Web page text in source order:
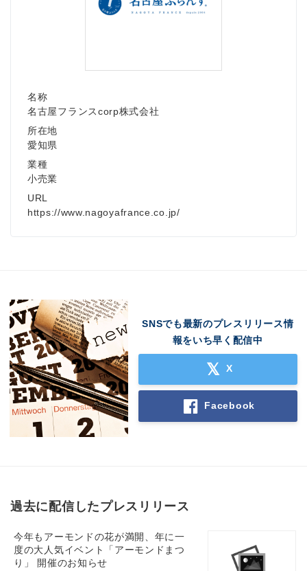
名称
名古屋フランスcorp株式会社
所在地
愛知県
業種
小売業
URL
https://www.nagoyafrance.co.jp/
SNSでも最新のプレスリリース情
報をいち早く配信中
X
Facebook
過去に配信したプレスリリース
今年もアーモンドの花が満開、年に一
度の大人気イベント「アーモンドまつ
り」 開催のお知らせ